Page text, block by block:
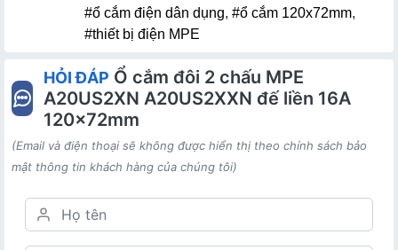
#ổ cắm điện dân dụng, #ổ cắm 120x72mm,
#thiết bị điện MPE
HỎI ĐÁP Ổ cắm đôi 2 chấu MPE
A20US2XN A20US2XXN đế liền 16A
120x72mm
(Email và điện thoại sẽ không được hiển thị theo chính sách bảo
mật thông tin khách hàng của chúng tôi)